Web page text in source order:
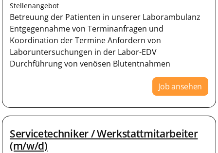
Stellenangebot
Betreuung der Patienten in unserer Laborambulanz
Entgegennahme von Terminanfragen und
Koordination der Termine Anfordern von
Laboruntersuchungen in der Labor-EDV
Durchführung von venösen Blutentnahmen
Job ansehen
Servicetechniker / Werkstattmitarbeiter
(m/w/d)